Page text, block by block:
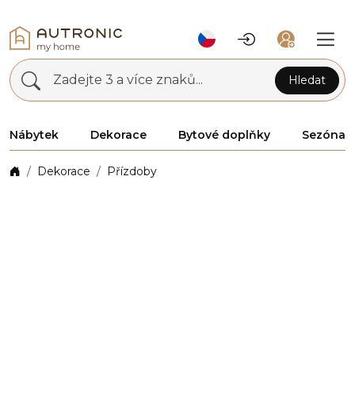
Zadejte 3 a více znaků... Hledat
Nábytek Dekorace Bytové doplňky Sezóna
Dekorace Přízdoby